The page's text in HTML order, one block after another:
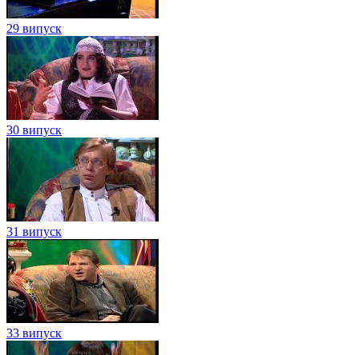
29 випуск
30 випуск
31 випуск
33 випуск